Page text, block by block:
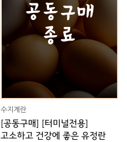
수지계란
[공동구매] [터미널전용]
고소하고 건강에 좋은 유정란